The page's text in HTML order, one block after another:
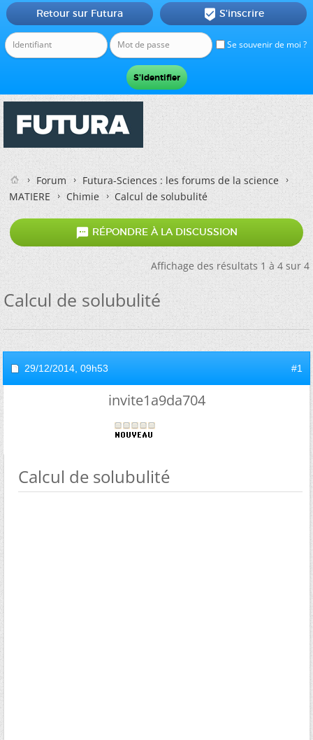
Se souvenir de moi ?
Retour sur Futura  S'inscrire
Forum
Futura-Sciences : les forums de la science
MATIERE
Chimie Calcul de solubulité
 RÉPONDRE À LA DISCUSSION
Affichage des résultats 1 à 4 sur 4
Calcul de solubulité
29/12/2014, 09h53 #1
invite1a9da704
Calcul de solubulité